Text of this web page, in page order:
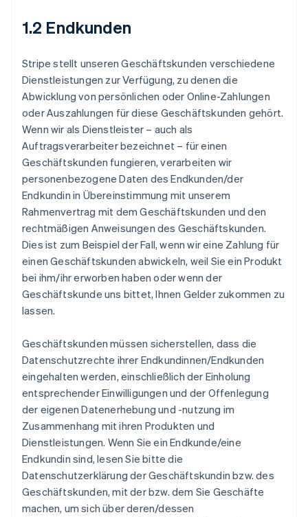
1.2 Endkunden
Stripe stellt unseren Geschäftskunden verschiedene
Dienstleistungen zur Verfügung, zu denen die
Abwicklung von persönlichen oder Online-Zahlungen
oder Auszahlungen für diese Geschäftskunden gehört.
Wenn wir als Dienstleister – auch als
Auftragsverarbeiter bezeichnet – für einen
Geschäftskunden fungieren, verarbeiten wir
personenbezogene Daten des Endkunden/der
Endkundin in Übereinstimmung mit unserem
Rahmenvertrag mit dem Geschäftskunden und den
rechtmäßigen Anweisungen des Geschäftskunden.
Dies ist zum Beispiel der Fall, wenn wir eine Zahlung für
einen Geschäftskunden abwickeln, weil Sie ein Produkt
bei ihm/ihr erworben haben oder wenn der
Geschäftskunde uns bittet, Ihnen Gelder zukommen zu
lassen.
Geschäftskunden müssen sicherstellen, dass die
Datenschutzrechte ihrer Endkundinnen/Endkunden
eingehalten werden, einschließlich der Einholung
entsprechender Einwilligungen und der Offenlegung
der eigenen Datenerhebung und -nutzung im
Zusammenhang mit ihren Produkten und
Dienstleistungen. Wenn Sie ein Endkunde/eine
Endkundin sind, lesen Sie bitte die
Datenschutzerklärung der Geschäftskundin bzw. des
Geschäftskunden, mit der bzw. dem Sie Geschäfte
machen, um sich über deren/dessen